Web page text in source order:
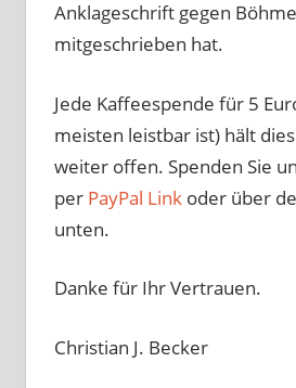
Anklageschrift gegen
mitgeschrieben hat.
Jede Kaffeespende für 5
meisten leistbar ist) hält
weiter offen. Spenden Sie
per PayPal Linkoder über
unten.
Danke für Ihr Vertrauen.
Christian J. Becker